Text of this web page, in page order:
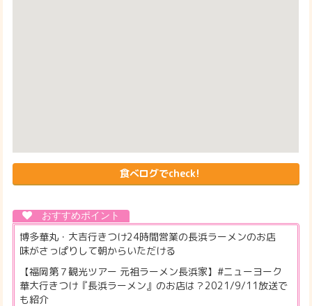
食べログでcheck!
博多華丸・大吉行きつけ24時間営業の長浜ラーメンのお店
味がさっぱりして朝からいただける
【福岡第７観光ツアー 元祖ラーメン長浜家】#ニューヨーク
華大行きつけ『長浜ラーメン』のお店は？2021/9/11放送で
も紹介